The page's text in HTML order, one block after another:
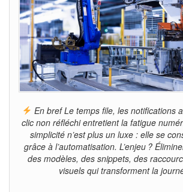
En bref Le temps file, les notifications
clic non réfléchi entretient la fatigue
simplicité n’est plus un luxe : elle se
grâce à l’automatisation. L’enjeu ?
des modèles, des snippets, des
visuels qui transforment la